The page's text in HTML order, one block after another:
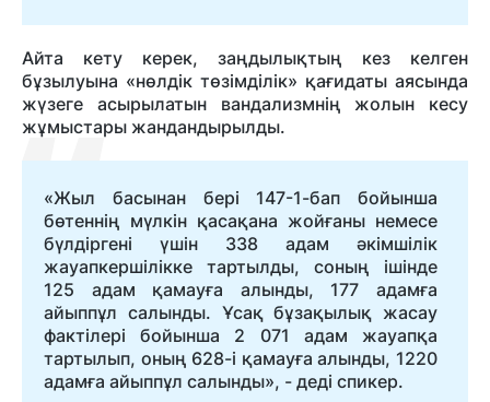
Айта кету керек, заңдылықтың кез келген
бұзылуына «нөлдік төзімділік» қағидаты аясында
жүзеге асырылатын вандализмнің жолын кесу
жұмыстары жандандырылды.
«Жыл басынан бері 147-1-бап бойынша
бөтеннің мүлкін қасақана жойғаны немесе
бүлдіргені үшін 338 адам әкімшілік
жауапкершілікке тартылды, соның ішінде
125 адам қамауға алынды, 177 адамға
айыппұл салынды. Ұсақ бұзақылық жасау
фактілері бойынша 2 071 адам жауапқа
тартылып, оның 628-і қамауға алынды, 1220
адамға айыппұл салынды», - деді спикер.